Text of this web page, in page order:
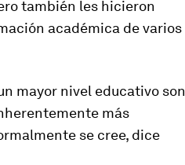
también les hicieron
académica de varios
mayor nivel educativo son
más
se cree, dice